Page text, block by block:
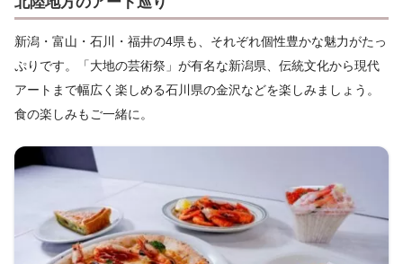
新潟・富山・石川・福井の4県も、それぞれ個性豊かな魅力がたっ
ぷりです。「大地の芸術祭」が有名な新潟県、伝統文化から現代
アートまで幅広く楽しめる石川県の金沢などを楽しみましょう。
食の楽しみもご一緒に。